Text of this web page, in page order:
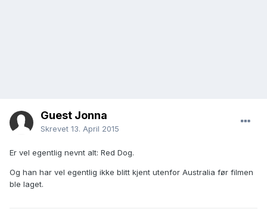
Guest Jonna
Skrevet 13. April 2015
Er vel egentlig nevnt alt: Red Dog.
Og han har vel egentlig ikke blitt kjent utenfor Australia før filmen
ble laget.